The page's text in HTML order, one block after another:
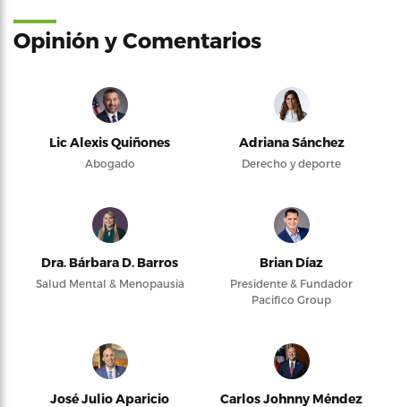
Opinión y Comentarios
Lic Alexis Quiñones
Abogado
Adriana Sánchez
Derecho y deporte
Dra. Bárbara D. Barros
Salud Mental & Menopausia
Brian Díaz
Presidente & Fundador
Pacifico Group
José Julio Aparicio
Carlos Johnny Méndez